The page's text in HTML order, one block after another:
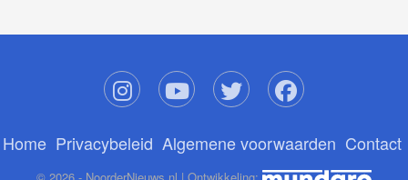
Home Privacybeleid Algemene voorwaarden Contact